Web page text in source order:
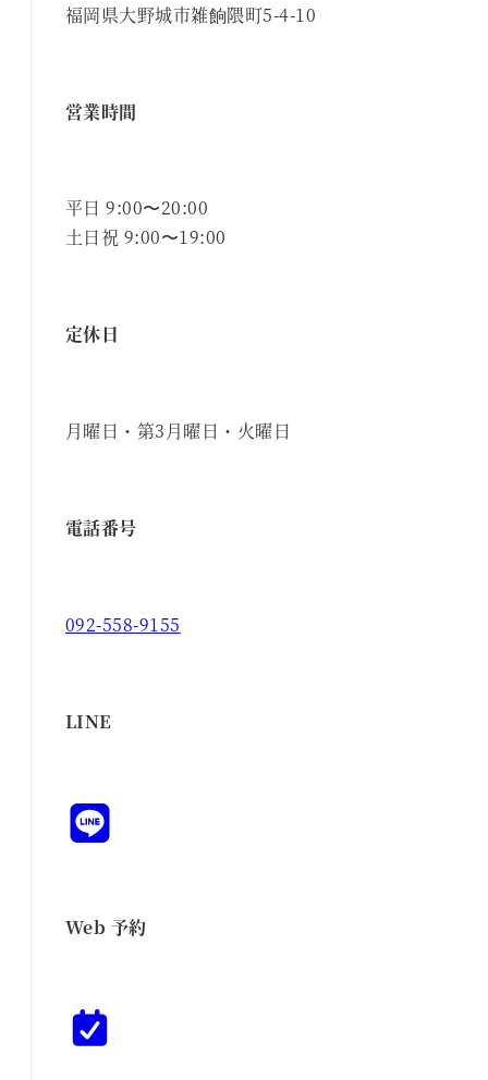
福岡県大野城市雑餉隈町5-4-10
営業時間
平日 9:00〜20:00
土日祝 9:00〜19:00
定休日
月曜日・第3月曜日・火曜日
電話番号
092-558-9155
LINE
Web 予約